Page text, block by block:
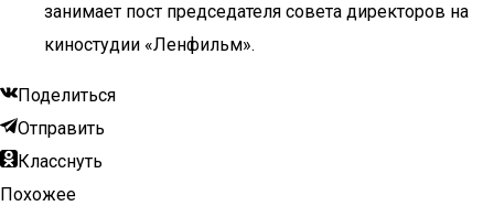
занимает пост председателя совета директоров на
киностудии «Ленфильм».
Поделиться
Отправить
Класснуть
Похожее